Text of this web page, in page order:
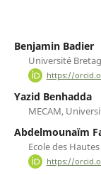
Benjamin Badier
Université
https://
Yazid Benhadda
MECAM,
Abdelmounaïm
Ecole des
https://